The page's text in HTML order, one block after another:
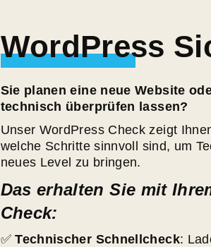
WordPress
Sie planen eine neue Website
technisch überprüfen lassen?
Unser WordPress Check zeigt
welche Schritte sinnvoll sind, um
neues Level zu bringen.
Das erhalten Sie mit
Check:
✅Technischer Schnellcheck: